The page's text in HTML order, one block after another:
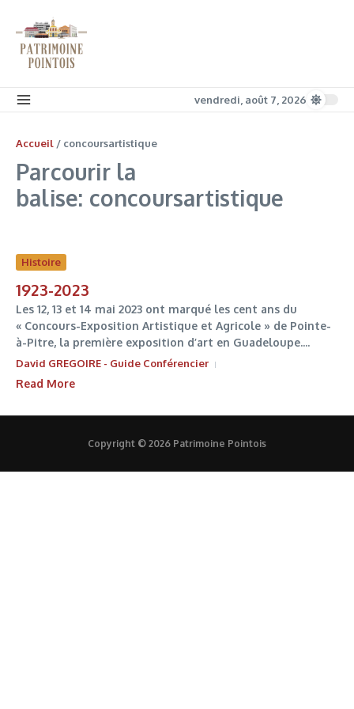
vendredi, août 7, 2026
Accueil / concoursartistique
Parcourir la
balise: concoursartistique
Histoire
1923-2023
Les 12, 13 et 14 mai 2023 ont marqué les cent ans du
« Concours-Exposition Artistique et Agricole » de Pointe-
à-Pitre, la première exposition d’art en Guadeloupe....
David GREGOIRE - Guide Conférencier
Read More
Copyright © 2026 Patrimoine Pointois